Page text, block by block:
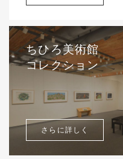
ちひろ美術館
コレクション
さらに詳しく